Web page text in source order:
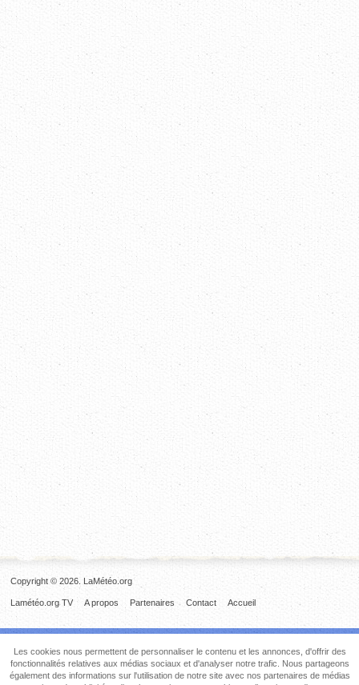
Copyright © 2026. LaMétéo.org
Accueil
Contact
Partenaires
A propos
Lamétéo.org TV
Les cookies nous permettent de personnaliser le contenu et les annonces, d'offrir des
fonctionnalités relatives aux médias sociaux et d'analyser notre trafic. Nous partageons
également des informations sur l'utilisation de notre site avec nos partenaires de médias